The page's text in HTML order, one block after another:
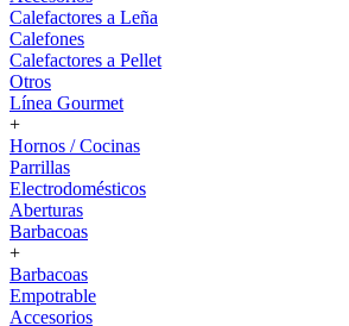
Calefactores a Leña
Calefones
Calefactores a Pellet
Otros
Línea Gourmet
+
Hornos / Cocinas
Parrillas
Electrodomésticos
Aberturas
Barbacoas
+
Barbacoas
Empotrable
Accesorios